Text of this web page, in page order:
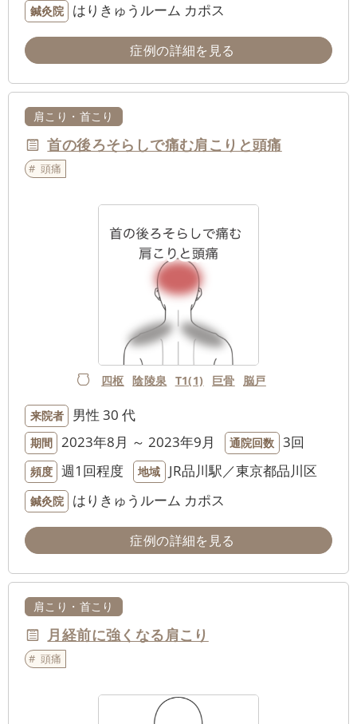
鍼灸院 はりきゅうルーム カポス
症例の詳細を見る
肩こり・首こり
首の後ろそらしで痛む肩こりと頭痛
頭痛
四枢 陰陵泉 T1(1) 巨骨 脳戸
来院者 男性 30 代
期間 2023年8月 ～ 2023年9月 通院回数 3回
頻度 週1回程度 地域 JR品川駅／東京都品川区
鍼灸院 はりきゅうルーム カポス
症例の詳細を見る
肩こり・首こり
月経前に強くなる肩こり
頭痛